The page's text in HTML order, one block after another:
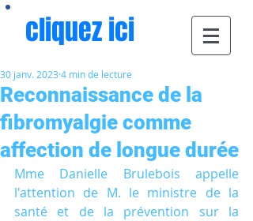
cliquez ici
Reconnaissance de la
fibromyalgie comme
affection de longue durée
30 janv. 2023 4 min de lecture
Mme Danielle Brulebois appelle
l'attention de M. le ministre de la
santé et de la prévention sur la